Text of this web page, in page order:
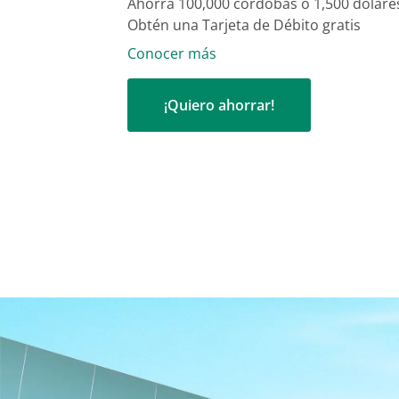
Obtén una Tarjeta de Débito gratis
Conocer más
¡Quiero ahorrar!